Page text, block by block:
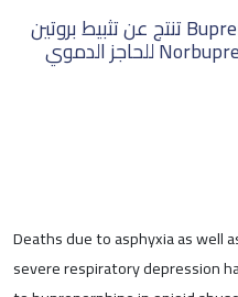
السمة التنفسية لدواء Buprenorphine تنتج عن تثبيط بروتين
P-gp الذي يمنع عبور Norbuprenorphine للحاجز الدموي
Deaths due to asphyxia as well
severerespiratorydepression